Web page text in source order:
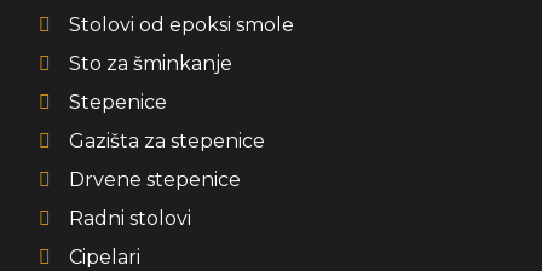
Stolovi od epoksi smole
Sto za šminkanje
Stepenice
Gazišta za stepenice
Drvene stepenice
Radni stolovi
Cipelari